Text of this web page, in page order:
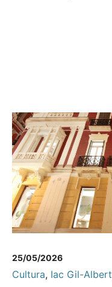
25/05/2026
Cultura, Iac Gil-Albert